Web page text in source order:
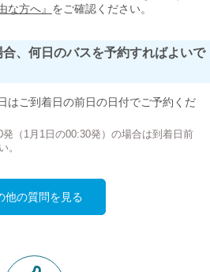
な方へ』 をご確認ください。
、何日のバスを予約すればよいで
はご到着日の前日の日付でご予約くだ
（1月1日の00:30発）の場合は到着日前
。
他の質問を見る